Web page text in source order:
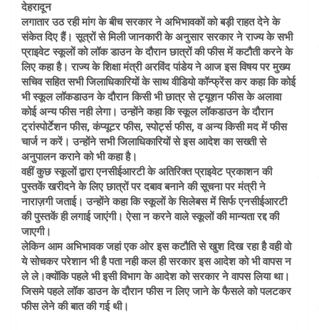
देहरादून
लगातार उठ रही मांग के बीच सरकार ने अभिभावकों को बड़ी राहत देने के
संकेत दिए हैं। सूत्रों से मिली जानकारी के अनुसार सरकार ने राज्य के सभी
प्राइवेट स्कूलों को लॉक डाउन के दौरान छात्रों की फीस में कटौती करने के
लिए कहा है। राज्य के शिक्षा मंत्री अरविंद पांडेय ने आज इस विषय पर मुख्य
सचिव सहित सभी जिलाधिकारियों के साथ वीडियो कॉन्फ्रेंस कर कहा कि कोई
भी स्कूल लॉकडाउन के दौरान किसी भी छात्र से ट्यूशन फीस के अलावा
कोई अन्य फीस नही लेगा। उन्होंने कहा कि स्कूल लॉकडाउन के दौरान
ट्रांस्पोर्टेशन फीस, कंप्यूटर फीस, स्पोर्ट्स फीस, व अन्य किसी मद में फीस
चार्ज न करें। उन्होंने सभी जिलाधिकारियों से इस आदेश का सख्ती से
अनुपालन कराने को भी कहा है।
वहीं कुछ स्कूलों द्वारा एनसीईआरटी के अतिरिक्त प्राइवेट प्रकाशन की
पुस्तकें खरीदने के लिए छात्रों पर दबाव बनाने की सूचना पर मंत्री ने
नाराज़गी जताई। उन्होंने कहा कि स्कूलों के सिलेबस में सिर्फ एनसीईआरटी
की पुस्तकें ही लगाई जाएंगी। ऐसा न करने वाले स्कूलों की मान्यता रद्द की
जाएगी।
लेकिन आम अभिभावक जहां एक ओर इस कटौति से खुश दिख रहा है वही वो
ये सोचकर परेशान भी है पता नही कल ही सरकार इस आदेश को भी वापस न
ले ले।क्योंकि पहले भी इसी विभाग के आदेश को सरकार ने वापस लिया था।
जिसमे पहले लॉक डाउन के दौरान फीस न लिए जाने के फैसले को पलटकर
फीस लेने की बात की गई थी।